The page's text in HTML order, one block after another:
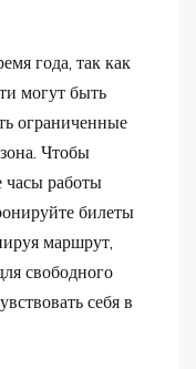
года, так как
могут быть
ограниченные
Чтобы
часы работы
билеты
маршрут,
свободного
себя в